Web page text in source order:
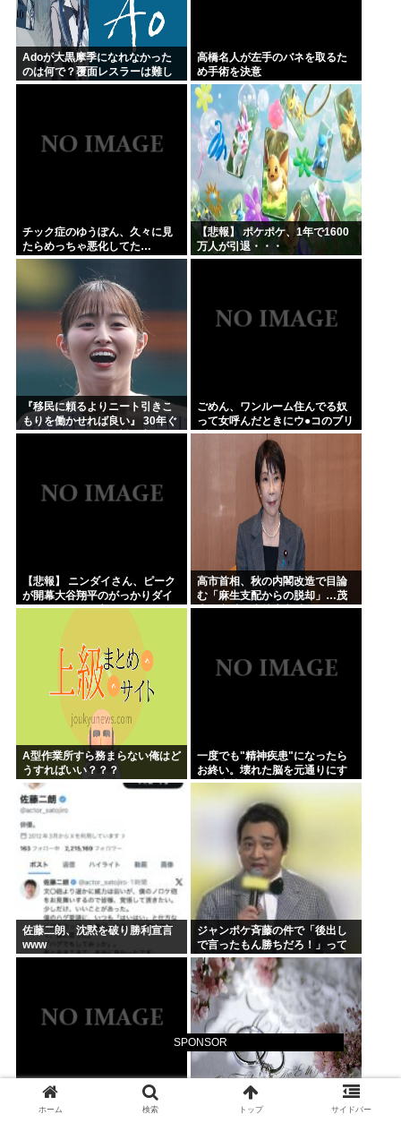
SPONSOR
Adoが大黒摩季になれなかった
のは何で？覆面レスラーは難し
いよね
高橋名人が左手のバネを取るた
め手術を決意
チック症のゆうぽん、久々に見
たらめっちゃ悪化してた…
【悲報】 ポケポケ、1年で1600
万人が引退・・・
『移民に頼るよりニート引きこ
もりを働かせれば良い』 30年ぐ
らい言ってるけど絶対に実現し
ごめん、ワンルーム住んでる奴
って女呼んだときにウ●コのブリ
ブリ音どうしてんの？？
【悲報】 ニンダイさん、ピーク
が開幕大谷翔平のがっかりダイ
レクトだったと言われてしまう
高市首相、秋の内閣改造で目論
む「麻生支配からの脱却」…茂
木敏充氏も小林鷹之氏もクビ
A型作業所すら務まらない俺はど
うすればいい？？？
一度でも"精神疾患"になったら
お終い。壊れた脳を元通りにす
る医療技術は無い。
佐藤二朗、沈黙を破り勝利宣言
www
ジャンポケ斉藤の件で「後出し
で言ったもん勝ちだろ！」って
キレてる人いるけど、まず付き
合ってない人とそんな事しなき
ゃいいのでは？
AI「お前さあ〜w」ぼく「…敬語
婚活専門家「過去最もヤバい条
ホーム 検索 トップ サイドバー